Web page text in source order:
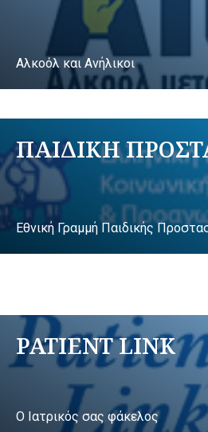
Αλκοόλ και Ανήλικοι
ΠΑΙΔΙΚΗ
Εθνική Γραμμή Παιδικής
PATIENT LINK
Ο Ιατρικός σας φάκελος